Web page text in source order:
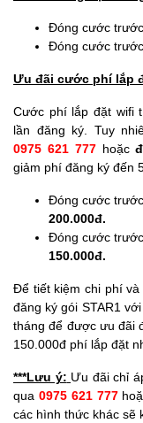
Đóng cước
Đóng cước
Ưu đãi cước phí lắp
Cước phí lắp đặt wifi
lần đăng ký. Tuy
0975 621 777 hoặc
giảm phí đăng ký đến
Đóng cước
200.000đ.
Đóng cước
150.000đ.
Để tiết kiệm chi phí
đăng ký gói STAR1
tháng để được ưu đãi
150.000đ phí lắp đặt
***Lưu ý: Ưu đãi chỉ
qua 0975 621 777
các hình thức khác sẽ